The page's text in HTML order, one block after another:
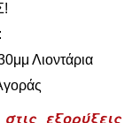
Λιοντάρια
εξορύξεις